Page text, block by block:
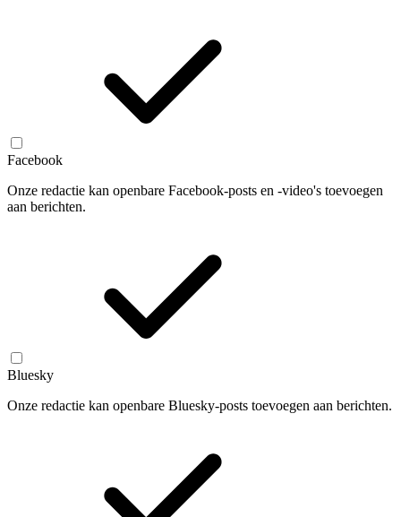
Facebook
Onze redactie kan openbare Facebook-posts en -video's toevoegen
aan berichten.
Bluesky
Onze redactie kan openbare Bluesky-posts toevoegen aan berichten.